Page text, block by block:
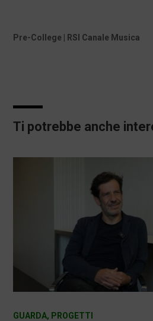
Pre-College | RSI Canale Musica
Ti potrebbe anche
GUARDA, PROGETTI